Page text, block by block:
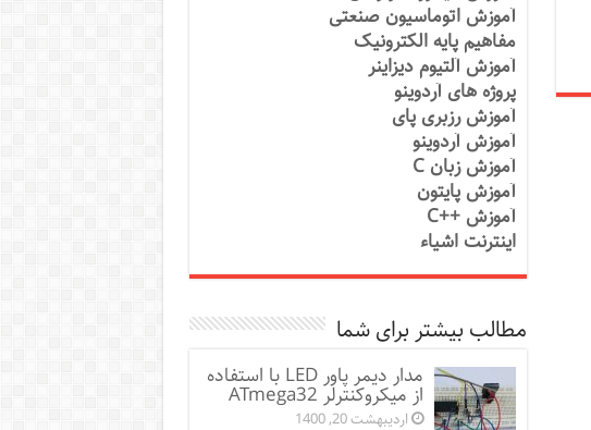
آموزش اتوماسیون صنعتی
مفاهیم پایه الکترونیک
آموزش آلتیوم دیزاینر
پروژه های آردوینو
آموزش رزبری پای
آموزش آردوینو
آموزش زبان C
آموزش پایتون
آموزش ++C
اینترنت اشیاء
مطالب بیشتر برای شما
مدار دیمر پاور LED با استفاده
از میکروکنترلر ATmega32
اردیبهشت 20, 1400